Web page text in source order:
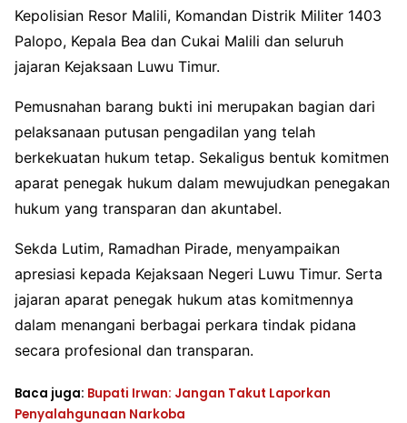
Kepolisian Resor Malili, Komandan Distrik Militer 1403
Palopo, Kepala Bea dan Cukai Malili dan seluruh
jajaran Kejaksaan Luwu Timur.
Pemusnahan barang bukti ini merupakan bagian dari
pelaksanaan putusan pengadilan yang telah
berkekuatan hukum tetap. Sekaligus bentuk komitmen
aparat penegak hukum dalam mewujudkan penegakan
hukum yang transparan dan akuntabel.
Sekda Lutim, Ramadhan Pirade, menyampaikan
apresiasi kepada Kejaksaan Negeri Luwu Timur. Serta
jajaran aparat penegak hukum atas komitmennya
dalam menangani berbagai perkara tindak pidana
secara profesional dan transparan.
Baca juga: Bupati Irwan: Jangan Takut Laporkan
Penyalahgunaan Narkoba